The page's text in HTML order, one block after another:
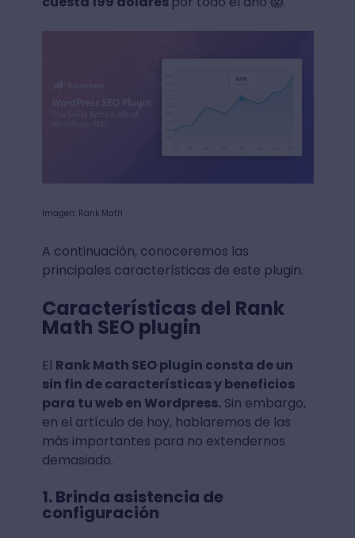
Imagen: Rank Math
A continuación, conoceremos las
principales características de este plugin.
Características del Rank
Math SEO plugin
El Rank Math SEO plugin consta de un
sin fin de características y beneficios
para tu web en Wordpress.Sin embargo,
en el artículo de hoy, hablaremos de las
más importantes para no extendernos
demasiado.
1. Brinda asistencia de
configuración